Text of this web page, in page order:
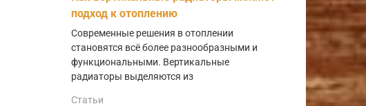
подход к отоплению
Современные решения в отоплении
становятся всё более разнообразными и
функциональными. Вертикальные
радиаторы выделяются из
Статьи